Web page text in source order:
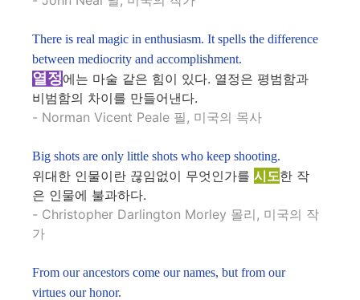
There is real magic in enthusiasm. It spells the difference
between mediocrity and accomplishment.
열정에는 마술 같은 힘이 있다. 열정은 평범함과
비범함의 차이를 만들어낸다.
- Norman Vicent Peale 필, 미국의 목사
Big shots are only little shots who keep shooting.
위대한 인물이란 끊임없이 무엇인가를 시도한 작
은 인물에 불과하다.
- Christopher Darlington Morley 몰리, 미국의 작
가
From our ancestors come our names, but from our
virtues our honor.